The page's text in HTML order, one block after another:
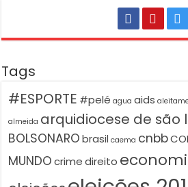
Tags
#ESPORTE #pelé agua aids
almeida arquidiocese de são
BOLSONARO brasil caema cnbb
MUNDO crime direito